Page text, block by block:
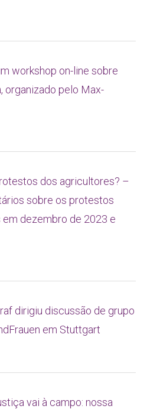
workshop on-line sobre
organizado pelo Max-
dos agricultores? –
sobre os protestos
dezembro de 2023 e
dirigiu discussão de grupo
em Stuttgart
vai à campo: nossa